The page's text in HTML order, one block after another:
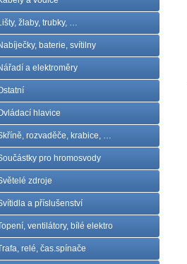
žlaby, trubky, …
baterie, svítilny
a elektroměry
hlavice
rozvaděče, krabice, …
pro hromosvody
zdroje
a příslušenství
ventilátory, bílé elektro
relé, čas.spínače